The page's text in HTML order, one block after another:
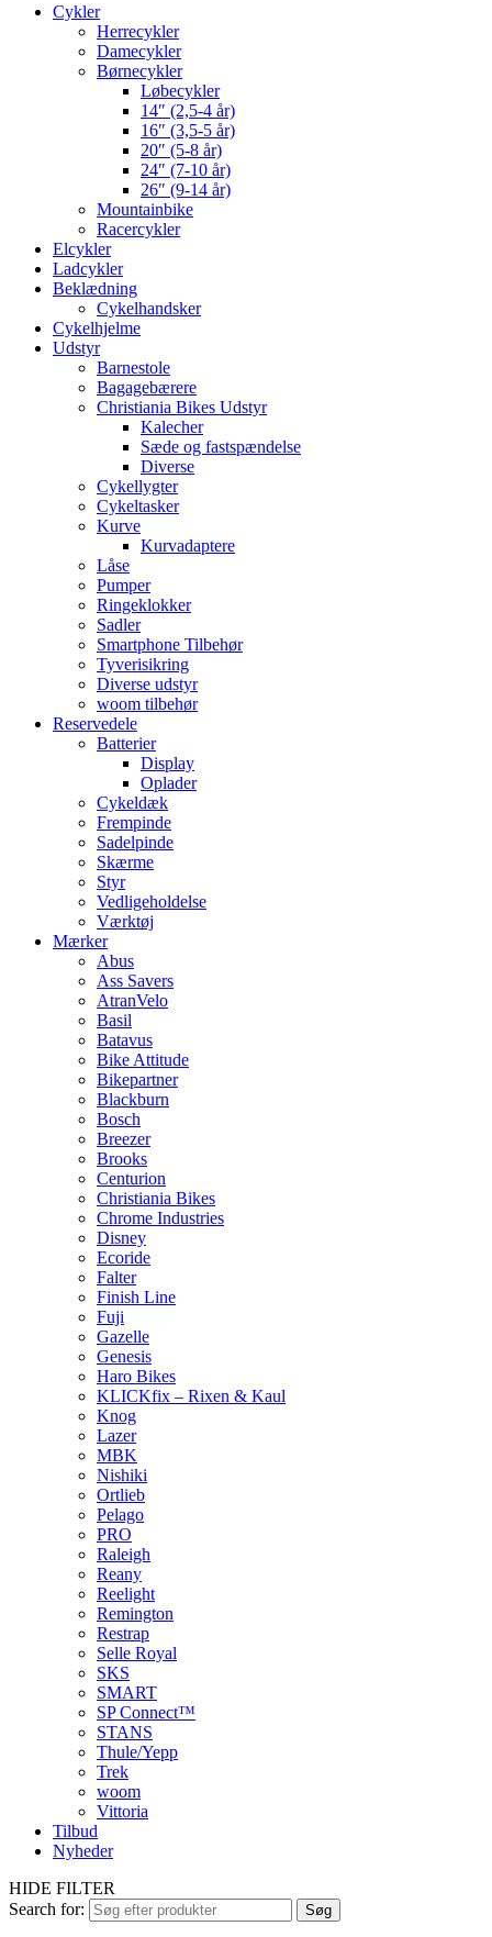
Cykler
Herrecykler
Damecykler
Børnecykler
Løbecykler
14″ (2,5-4 år)
16″ (3,5-5 år)
20″ (5-8 år)
24″ (7-10 år)
26″ (9-14 år)
Mountainbike
Racercykler
Elcykler
Ladcykler
Beklædning
Cykelhandsker
Cykelhjelme
Udstyr
Barnestole
Bagagebærere
Christiania Bikes Udstyr
Kalecher
Sæde og fastspændelse
Diverse
Cykellygter
Cykeltasker
Kurve
Kurvadaptere
Låse
Pumper
Ringeklokker
Sadler
Smartphone Tilbehør
Tyverisikring
Diverse udstyr
woom tilbehør
Reservedele
Batterier
Display
Oplader
Cykeldæk
Frempinde
Sadelpinde
Skærme
Styr
Vedligeholdelse
Værktøj
Mærker
Abus
Ass Savers
AtranVelo
Basil
Batavus
Bike Attitude
Bikepartner
Blackburn
Bosch
Breezer
Brooks
Centurion
Christiania Bikes
Chrome Industries
Disney
Ecoride
Falter
Finish Line
Fuji
Gazelle
Genesis
Haro Bikes
KLICKfix – Rixen & Kaul
Knog
Lazer
MBK
Nishiki
Ortlieb
Pelago
PRO
Raleigh
Reany
Reelight
Remington
Restrap
Selle Royal
SKS
SMART
SP Connect™
STANS
Thule/Yepp
Trek
woom
Vittoria
Tilbud
Nyheder
HIDE FILTER
Search for:
Søg